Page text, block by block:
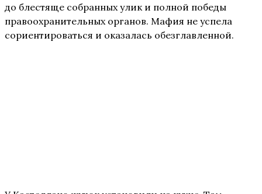
до блестяще собранных улик и полной победы
правоохранительных органов. Мафия не успела
сориентироваться и оказалась обезглавленной.